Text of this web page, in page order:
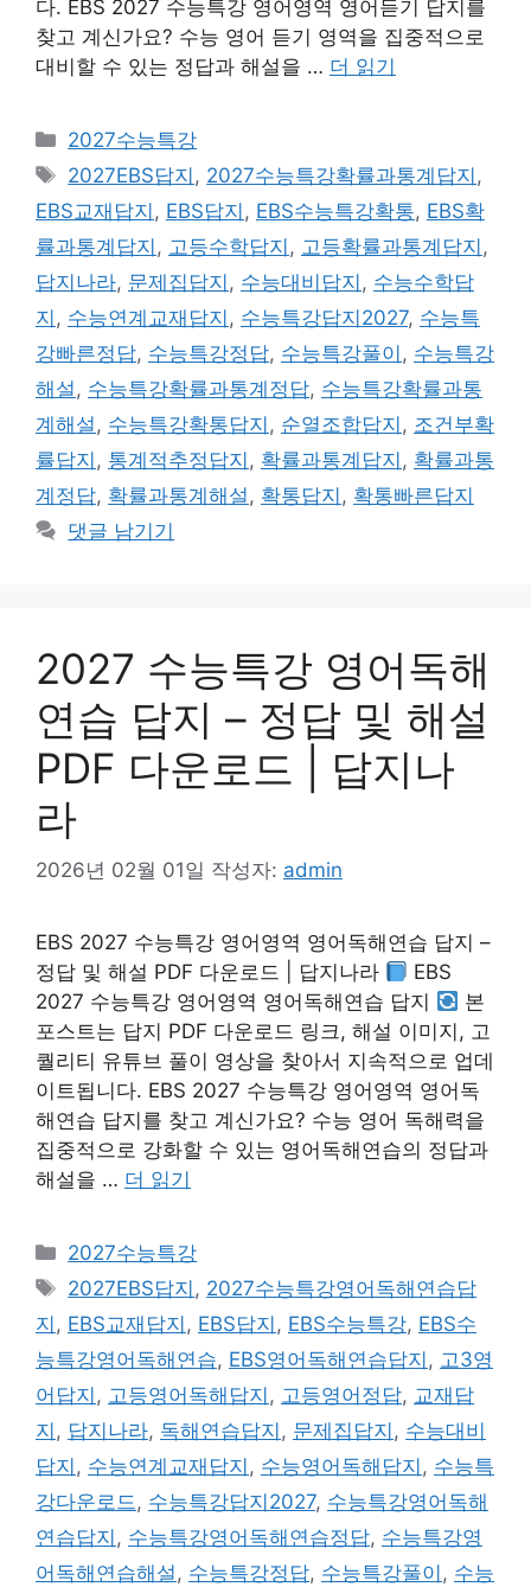
다. EBS 2027 수능특강 영어영역 영어듣기 답지를
찾고 계신가요? 수능 영어 듣기 영역을 집중적으로
대비할 수 있는 정답과 해설을 … 더 읽기
카
테
리
2027수능특강
태
그
2027EBS답지 , 2027수능특강확률과통계답지 ,
EBS교재답지 , EBS답지 , EBS수능특강확통, EBS확
률과통계답지 , 고등수학답지 , 고등확률과통계답지 ,
답지나라, 문제집답지 , 수능대비답지 , 수능수학답
지 , 수능연계교재답지 , 수능특강답지2027, 수능특
강빠른정답, 수능특강정답, 수능특강풀이 , 수능특강
해설 , 수능특강확률과통계정답, 수능특강확률과통
계해설 , 수능특강확통답지 , 순열조합답지 , 조건부확
률답지 , 통계적추정답지 , 확률과통계답지 , 확률과통
계정답, 확률과통계해설 , 확통답지 , 확통빠른답지
댓글 남기기
2027 수능특강 영어독해
연습 답지 – 정답 및 해설
PDF 다운로드 | 답지나
라
2026년 02월 01일 작성자: admin
EBS 2027 수능특강 영어영역 영어독해연습 답지 –
정답 및 해설 PDF 다운로드 | 답지나라
EBS
2027 수능특강 영어영역 영어독해연습 답지
본
포스트는 답지 PDF 다운로드 링크, 해설 이미지, 고
퀄리티 유튜브 풀이 영상을 찾아서 지속적으로 업데
이트됩니다. EBS 2027 수능특강 영어영역 영어독
해연습 답지를 찾고 계신가요? 수능 영어 독해력을
집중적으로 강화할 수 있는 영어독해연습의 정답과
해설을 … 더 읽기
카
테
리
2027수능특강
태
그
2027EBS답지 , 2027수능특강영어독해연습답
지 , EBS교재답지 , EBS답지 , EBS수능특강, EBS수
능특강영어독해연습, EBS영어독해연습답지 , 고3영
어답지 , 고등영어독해답지 , 고등영어정답, 교재답
지 , 답지나라, 독해연습답지 , 문제집답지 , 수능대비
답지 , 수능연계교재답지 , 수능영어독해답지 , 수능특
강다운로드, 수능특강답지2027, 수능특강영어독해
연습답지 , 수능특강영어독해연습정답, 수능특강영
어독해연습해설 , 수능특강정답, 수능특강풀이 , 수능